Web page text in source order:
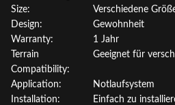
Size:
Verschiedene
Design:
Gewohnheit
Warranty:
1 Jahr
Terrain
Compatibility:
Geeignet für
Application:
Notlaufsystem
Installation:
Einfach zu